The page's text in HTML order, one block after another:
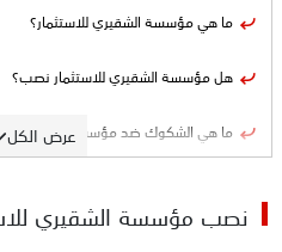
عرض الكل
ما هي مؤسسة الشقيري للاستثمار؟
هل مؤسسة الشقيري للاستثمار نصب؟
ما هي الشكوك ضد مؤسسة الشقيري
نصب مؤسسة الشقيري